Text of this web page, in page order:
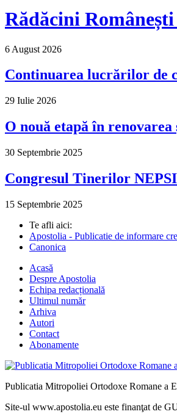
Rădăcini
6 August 2026
Continuarea lucrărilor de
29 Iulie 2026
O nouă etapă în
30 Septembrie 2025
Congresul Tinerilor
15 Septembrie 2025
Te afli aici:
Apostolia - Publicatie de informare
Canonica
Acasă
Despre Apostolia
Echipa redacțională
Ultimul număr
Arhiva
Autori
Contact
Abonamente
Publicatia Mitropoliei Ortodoxe Romane a
Site-ul www.apostolia.eu este finanţat de